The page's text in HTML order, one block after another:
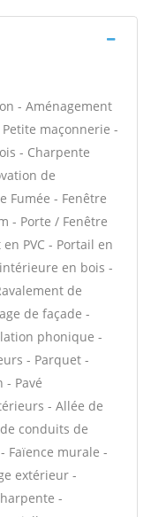
- Aménagement
maçonnerie -
- Charpente
de
Fumée - Fenêtre
- Porte / Fenêtre
PVC - Portail en
en bois -
de
de façade -
phonique -
- Parquet -
- Pavé
- Allée de
conduits de
Faïence murale -
extérieur -
-